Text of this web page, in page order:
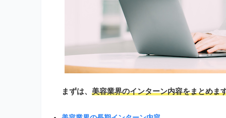
まずは、 美容業界のインターン内容をまとめま